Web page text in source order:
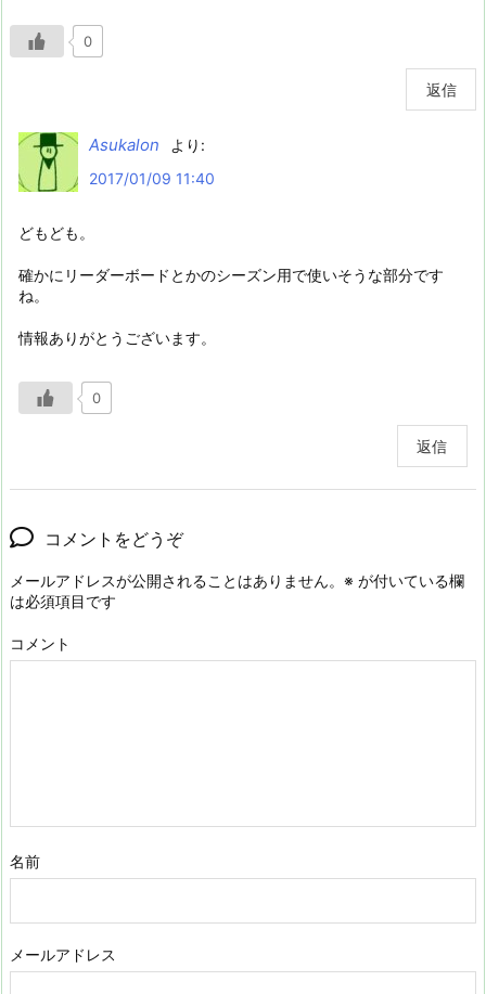
0
返信
Asukalon
より:
2017/01/09 11:40
どもども。
確かにリーダーボードとかのシーズン用で使いそうな部分です
ね。
情報ありがとうございます。
0
返信
コメントをどうぞ
メールアドレスが公開されることはありません。 ※ が付いている欄
は必須項目です
コメント
名前
メールアドレス